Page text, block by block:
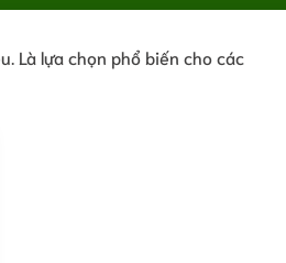
Là lựa chọn phổ biến cho các